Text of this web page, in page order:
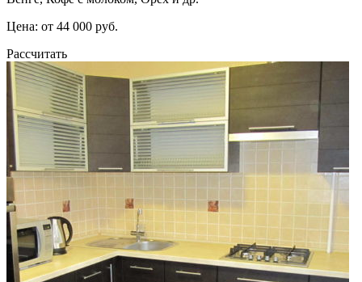
Цена: от 44 000 руб.
Рассчитать